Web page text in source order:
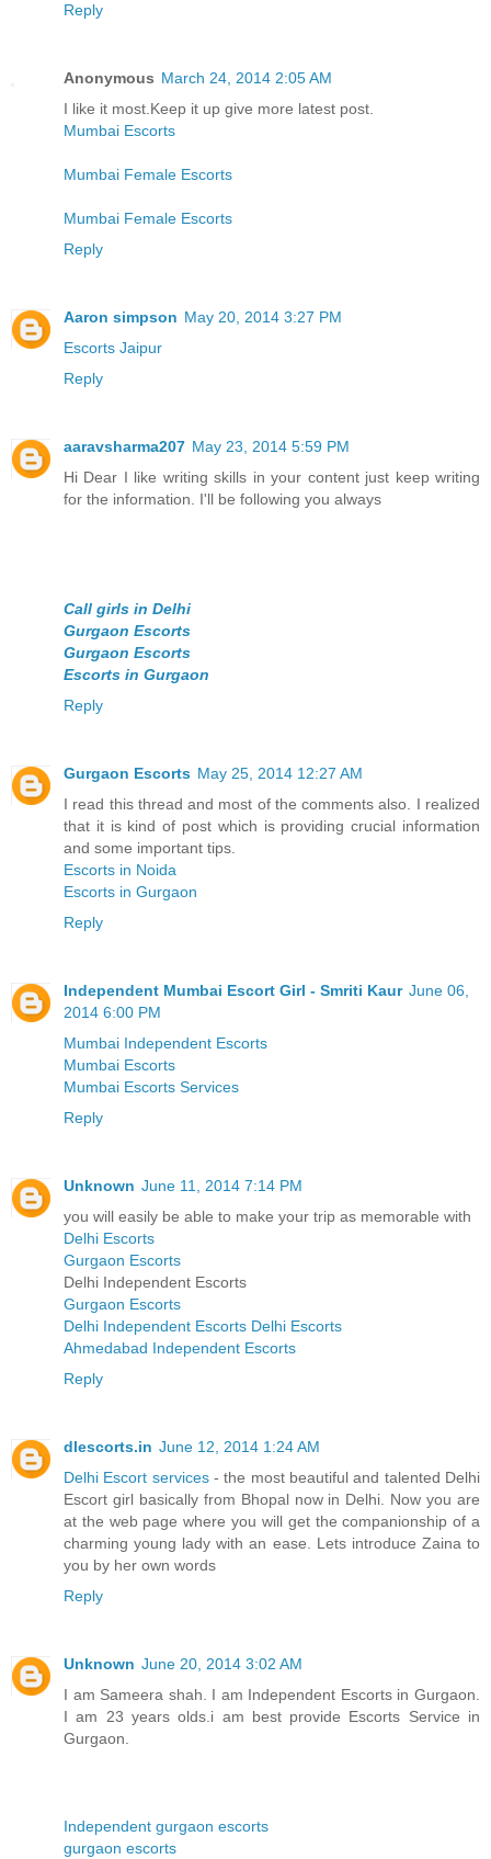
Reply
Anonymous March 24, 2014 2:05 AM
I like it most.Keep it up give more latest post.
Mumbai Escorts
Mumbai Female Escorts
Mumbai Female Escorts
Reply
Aaron simpson May 20, 2014 3:27 PM
Escorts Jaipur
Reply
aaravsharma207 May 23, 2014 5:59 PM
Hi Dear I like writing skills in your content just keep writing
for the information. I'll be following you always
Call girls in Delhi
Gurgaon Escorts
Gurgaon Escorts
Escorts in Gurgaon
Reply
Gurgaon Escorts May 25, 2014 12:27 AM
I read this thread and most of the comments also. I realized
that it is kind of post which is providing crucial information
and some important tips.
Escorts in Noida
Escorts in Gurgaon
Reply
Independent Mumbai Escort Girl - Smriti Kaur June 06,
2014 6:00 PM
Mumbai Independent Escorts
Mumbai Escorts
Mumbai Escorts Services
Reply
Unknown June 11, 2014 7:14 PM
you will easily be able to make your trip as memorable with
Delhi Escorts
Gurgaon Escorts
Delhi Independent Escorts
Gurgaon Escorts
Delhi Independent Escorts Delhi Escorts
Ahmedabad Independent Escorts
Reply
dlescorts.in June 12, 2014 1:24 AM
Delhi Escort services- the most beautiful and talented Delhi
Escort girl basically from Bhopal now in Delhi. Now you are
at the web page where you will get the companionship of a
charming young lady with an ease. Lets introduce Zaina to
you by her own words
Reply
Unknown June 20, 2014 3:02 AM
I am Sameera shah. I am Independent Escorts in Gurgaon.
I am 23 years olds.i am best provide Escorts Service in
Gurgaon.
Independent gurgaon escorts
gurgaon escorts